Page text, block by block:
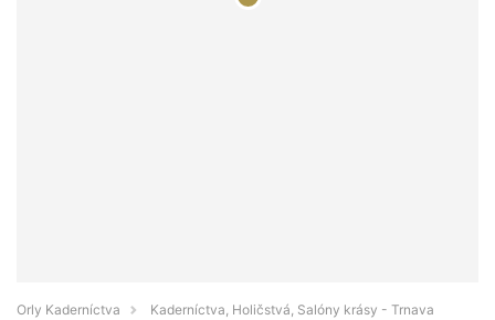
Orly Kaderníctva
Kaderníctva, Holičstvá, Salóny krásy - Trnava